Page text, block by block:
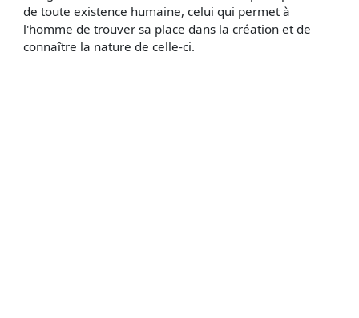
de toute existence humaine, celui qui permet à
l'homme de trouver sa place dans la création et de
connaître la nature de celle-ci.